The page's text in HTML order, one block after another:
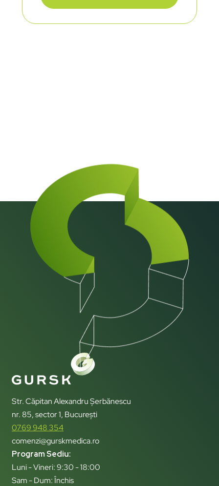
Str. Căpitan Alexandru Șerbănescu
nr. 85, sector 1, București
0769 948 354
comenzi@gurskmedica.ro
Program Sediu:
Luni - Vineri: 9:30 - 18:00
Sam - Dum: Închis